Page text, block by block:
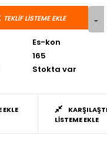
TEKLIF LISTEME EKLE
Es-kon
165
Stokta var
EKLE
LISTEME EKLE